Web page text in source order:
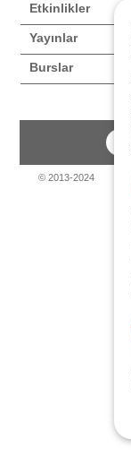
Etkinlikler
Yayınlar
Burslar
© 2013-2024